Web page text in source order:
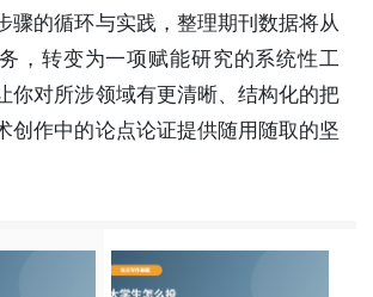
骤的循环与实践，整理期刊数据将从
，转变为一项赋能研究的系统性工
你对所涉领域有更清晰、结构化的把
创作中的论点论证提供随用随取的坚